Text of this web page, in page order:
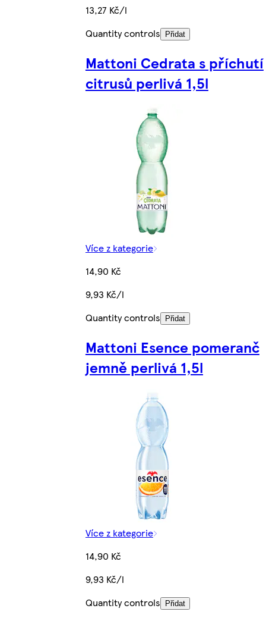
13,27 Kč/l
Quantity controls
Přidat
Mattoni Cedrata s příchutí
citrusů perlivá 1,5l
Více z kategorie
14,90 Kč
9,93 Kč/l
Quantity controls
Přidat
Mattoni Esence pomeranč
jemně perlivá 1,5l
Více z kategorie
14,90 Kč
9,93 Kč/l
Quantity controls
Přidat